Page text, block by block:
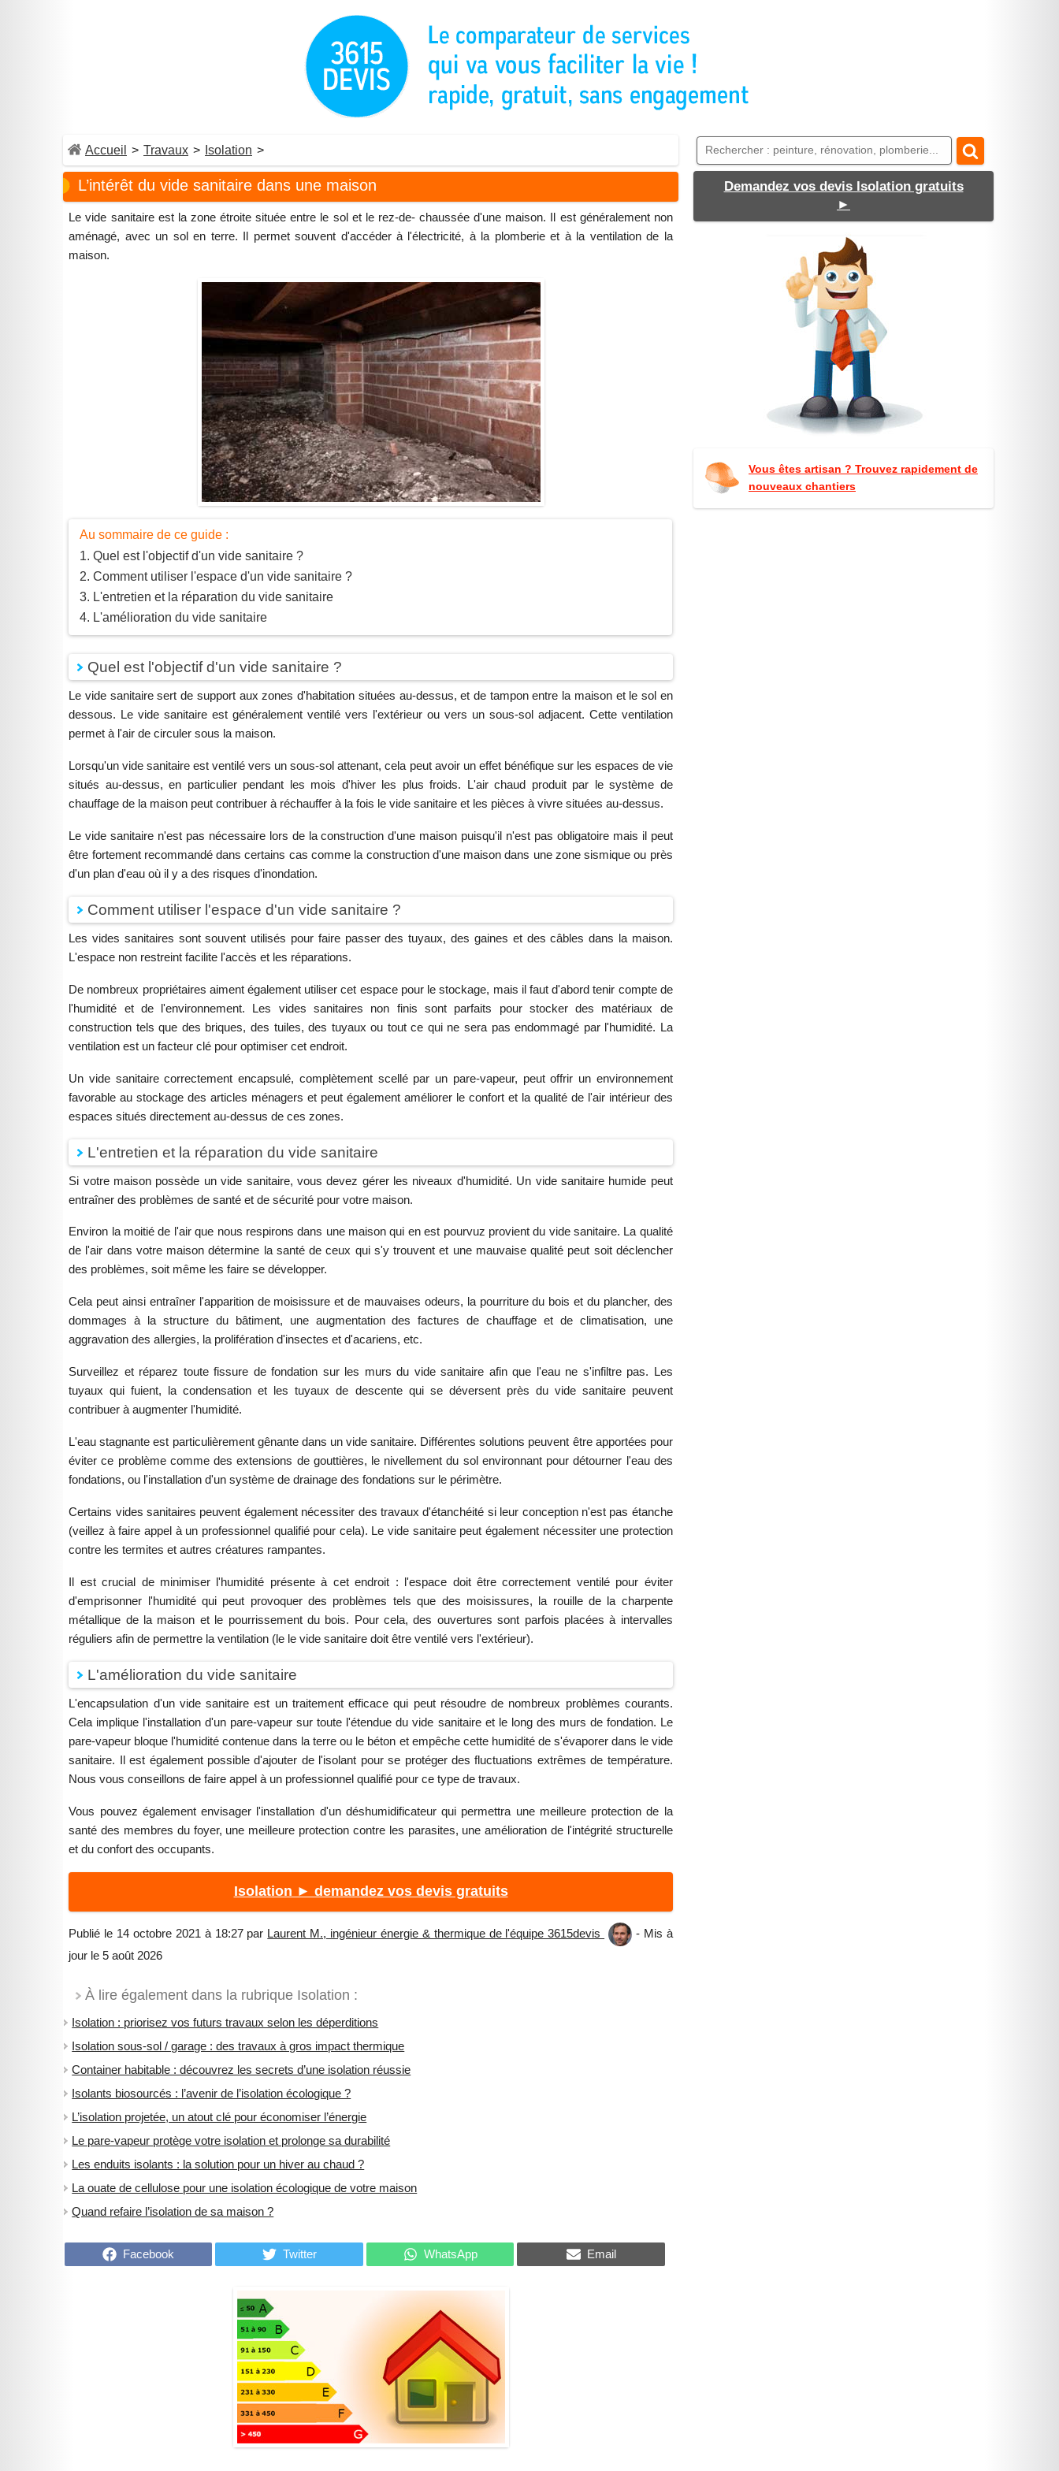
Accueil > Travaux > Isolation >
L’intérêt du vide sanitaire dans une maison
Le vide sanitaire est la zone étroite située entre le sol et le rez-de- chaussée d'une maison. Il est généralement non
aménagé, avec un sol en terre. Il permet souvent d'accéder à l'électricité, à la plomberie et à la ventilation de la
maison.
Au sommaire de ce guide :
Quel est l'objectif d'un vide sanitaire ?
Comment utiliser l'espace d'un vide sanitaire ?
L'entretien et la réparation du vide sanitaire
L'amélioration du vide sanitaire
Quel est l'objectif d'un vide sanitaire ?
Le vide sanitaire sert de support aux zones d'habitation situées au-dessus, et de tampon entre la maison et le sol en
dessous. Le vide sanitaire est généralement ventilé vers l'extérieur ou vers un sous-sol adjacent. Cette ventilation
permet à l'air de circuler sous la maison.
Lorsqu'un vide sanitaire est ventilé vers un sous-sol attenant, cela peut avoir un effet bénéfique sur les espaces de vie
situés au-dessus, en particulier pendant les mois d'hiver les plus froids. L'air chaud produit par le système de
chauffage de la maison peut contribuer à réchauffer à la fois le vide sanitaire et les pièces à vivre situées au-dessus.
Le vide sanitaire n'est pas nécessaire lors de la construction d'une maison puisqu'il n'est pas obligatoire mais il peut
être fortement recommandé dans certains cas comme la construction d'une maison dans une zone sismique ou près
d'un plan d'eau où il y a des risques d'inondation.
Comment utiliser l'espace d'un vide sanitaire ?
Les vides sanitaires sont souvent utilisés pour faire passer des tuyaux, des gaines et des câbles dans la maison.
L'espace non restreint facilite l'accès et les réparations.
De nombreux propriétaires aiment également utiliser cet espace pour le stockage, mais il faut d'abord tenir compte de
l'humidité et de l'environnement. Les vides sanitaires non finis sont parfaits pour stocker des matériaux de
construction tels que des briques, des tuiles, des tuyaux ou tout ce qui ne sera pas endommagé par l'humidité. La
ventilation est un facteur clé pour optimiser cet endroit.
Un vide sanitaire correctement encapsulé, complètement scellé par un pare-vapeur, peut offrir un environnement
favorable au stockage des articles ménagers et peut également améliorer le confort et la qualité de l'air intérieur des
espaces situés directement au-dessus de ces zones.
L'entretien et la réparation du vide sanitaire
Si votre maison possède un vide sanitaire, vous devez gérer les niveaux d'humidité. Un vide sanitaire humide peut
entraîner des problèmes de santé et de sécurité pour votre maison.
Environ la moitié de l'air que nous respirons dans une maison qui en est pourvuz provient du vide sanitaire. La qualité
de l'air dans votre maison détermine la santé de ceux qui s'y trouvent et une mauvaise qualité peut soit déclencher
des problèmes, soit même les faire se développer.
Cela peut ainsi entraîner l'apparition de moisissure et de mauvaises odeurs, la pourriture du bois et du plancher, des
dommages à la structure du bâtiment, une augmentation des factures de chauffage et de climatisation, une
aggravation des allergies, la prolifération d'insectes et d'acariens, etc.
Surveillez et réparez toute fissure de fondation sur les murs du vide sanitaire afin que l'eau ne s'infiltre pas. Les
tuyaux qui fuient, la condensation et les tuyaux de descente qui se déversent près du vide sanitaire peuvent
contribuer à augmenter l'humidité.
L'eau stagnante est particulièrement gênante dans un vide sanitaire. Différentes solutions peuvent être apportées pour
éviter ce problème comme des extensions de gouttières, le nivellement du sol environnant pour détourner l'eau des
fondations, ou l'installation d'un système de drainage des fondations sur le périmètre.
Certains vides sanitaires peuvent également nécessiter des travaux d'étanchéité si leur conception n'est pas étanche
(veillez à faire appel à un professionnel qualifié pour cela). Le vide sanitaire peut également nécessiter une protection
contre les termites et autres créatures rampantes.
Il est crucial de minimiser l'humidité présente à cet endroit : l'espace doit être correctement ventilé pour éviter
d'emprisonner l'humidité qui peut provoquer des problèmes tels que des moisissures, la rouille de la charpente
métallique de la maison et le pourrissement du bois. Pour cela, des ouvertures sont parfois placées à intervalles
réguliers afin de permettre la ventilation (le le vide sanitaire doit être ventilé vers l'extérieur).
L'amélioration du vide sanitaire
L'encapsulation d'un vide sanitaire est un traitement efficace qui peut résoudre de nombreux problèmes courants.
Cela implique l'installation d'un pare-vapeur sur toute l'étendue du vide sanitaire et le long des murs de fondation. Le
pare-vapeur bloque l'humidité contenue dans la terre ou le béton et empêche cette humidité de s'évaporer dans le vide
sanitaire. Il est également possible d'ajouter de l'isolant pour se protéger des fluctuations extrêmes de température.
Nous vous conseillons de faire appel à un professionnel qualifié pour ce type de travaux.
Vous pouvez également envisager l'installation d'un déshumidificateur qui permettra une meilleure protection de la
santé des membres du foyer, une meilleure protection contre les parasites, une amélioration de l'intégrité structurelle
et du confort des occupants.
Isolation ► demandez vos devis gratuits
Publié le 14 octobre 2021 à 18:27 par Laurent M., ingénieur énergie & thermique de l'équipe 3615devis
- Mis à
jour le 5 août 2026
À lire également dans la rubrique Isolation :
Isolation : priorisez vos futurs travaux selon les déperditions
Isolation sous-sol / garage : des travaux à gros impact thermique
Container habitable : découvrez les secrets d’une isolation réussie
Isolants biosourcés : l’avenir de l’isolation écologique ?
L’isolation projetée, un atout clé pour économiser l’énergie
Le pare-vapeur protège votre isolation et prolonge sa durabilité
​Les enduits isolants : la solution pour un hiver au chaud ?
La ouate de cellulose pour une isolation écologique de votre maison
Quand refaire l’isolation de sa maison ?
Facebook Twitter WhatsApp Email
Demandez vos devis Isolation gratuits
►
Vous êtes artisan ? Trouvez rapidement de
nouveaux chantiers